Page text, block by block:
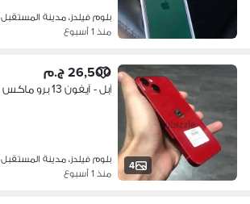
بلوم فيلدز، مدينة المستقبل
منذ 1 أسبوع
4
26,500 ج.م
آبل - آيفون 13 برو ماكس
بلوم فيلدز، مدينة المستقبل
منذ 1 أسبوع